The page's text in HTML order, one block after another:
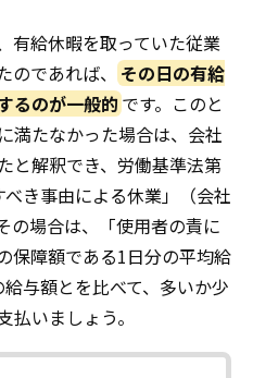
有給休暇を取っていた従業
のであれば、 その日の有給
るのが一般的です。このと
満たなかった場合は、会社
と解釈でき、労働基準法第
き事由による休業」（会社
の場合は、「使用者の責に
保障額である1日分の平均給
与額とを比べて、多いか少
いましょう。